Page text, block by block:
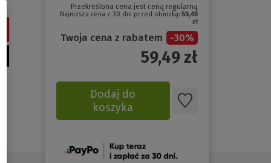
Przekreślona cena jest ceną regularną
Najniższa cena z 30 dni przed obniżką: 59,49
zł
Twoja cena z rabatem -30%
59,49zł
Dodaj do
koszyka
(Nowe